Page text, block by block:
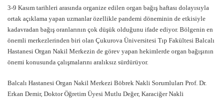
3-9 Kasım tarihleri arasında organize edilen organ bağış haftası dolayısıyla
ortak açıklama yapan uzmanlar özellikle pandemi döneminin de etkisiyle
kadavradan bağış oranlarının çok düşük olduğunu ifade ediyor. Bölgenin en
önemli merkezlerinden biri olan Çukurova Üniversitesi Tıp Fakültesi Balcalı
Hastanesi Organ Nakil Merkezin de görev yapan hekimlerde organ bağışının
önemi konusunda çalışmalarını aralıksız sürdürüyor.
Balcalı Hastanesi Organ Nakil Merkezi Böbrek Nakli Sorumluları Prof. Dr.
Erkan Demir, Doktor Öğretim Üyesi Mutlu Değer, Karaciğer Nakli